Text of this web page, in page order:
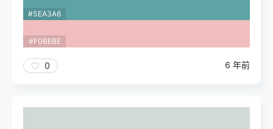
#5EA3A6
#F0BEBE
0 6 年前